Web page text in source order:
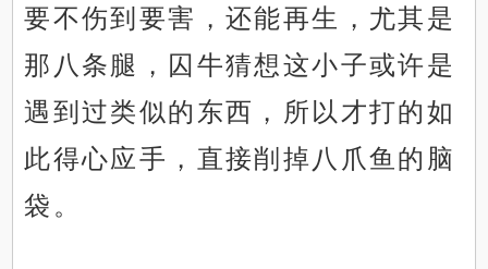
要不伤到要害，还能再生，尤其是
那八条腿，囚牛猜想这小子或许是
遇到过类似的东西，所以才打的如
此得心应手，直接削掉八爪鱼的脑
袋。